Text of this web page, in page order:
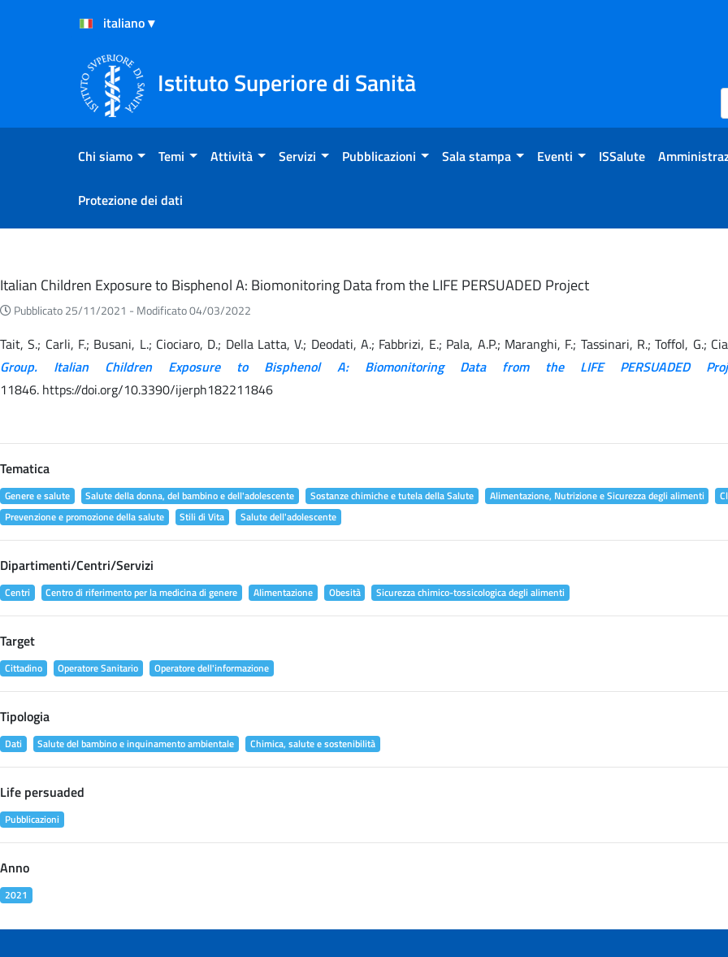
Salta al Contenuto
Salta al Footer
Istituto Superiore di Sanità
Chi siamo Temi Attività Servizi Pubblicazioni Sala stampa Eventi ISSalute
Protezione dei dati
Eventi
Italian Children Exposure to Bisphenol A: Biomonitoring Data from the LIFE PERSUADED Project
Pubblicato 25/11/2021 - Modificato 04/03/2022
Tait, S.; Carli, F.; Busani, L.; Ciociaro, D.; Della Latta, V.; Deodati, A.; Fabbrizi, E.; Pala, A.P.; Maranghi, F.; Tassinari, R.; Toffol, G.;
Group. Italian Children Exposure to Bisphenol A: Biomonitoring Data from the LIFE PERSUADED
11846. https://doi.org/10.3390/ijerph182211846
Tematica
Genere e salute Salute della donna, del bambino e dell'adolescente Sostanze chimiche e tutela della Salute Alimentazione, Nutrizione e Sicurezza degli alimenti
Prevenzione e promozione della salute
Stili di Vita Salute dell'adolescente
Dipartimenti/Centri/Servizi
Centri Centro di riferimento per la medicina di genere Alimentazione Obesità Sicurezza chimico-tossicologica degli alimenti
Target
Cittadino Operatore Sanitario Operatore dell'informazione
Tipologia
Dati Salute del bambino e inquinamento ambientale Chimica, salute e sostenibilità
Life persuaded
Pubblicazioni
Anno
2021